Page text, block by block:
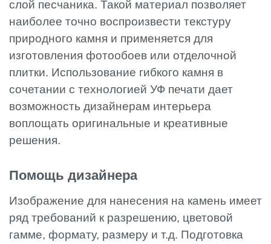
слой песчаника. Такой материал позволяет
наиболее точно воспроизвести текстуру
природного камня и применяется для
изготовления фотообоев или отделочной
плитки. Использование гибкого камня в
сочетании с технологией УФ печати дает
возможность дизайнерам интерьера
воплощать оригинальные и креативные
решения.
Помощь дизайнера
Изображение для нанесения на камень имеет
ряд требований к разрешению, цветовой
гамме, формату, размеру и т.д. Подготовка